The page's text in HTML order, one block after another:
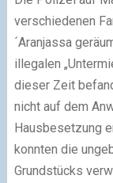
verschiedenen
´Aranjassa
illegalen
dieser Zeit
nicht auf dem
Hausbesetzung
konnten die
Grundstücks